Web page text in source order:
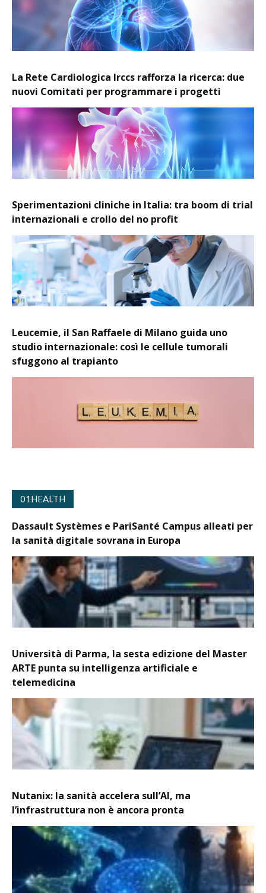
La Rete Cardiologica Irccs rafforza la ricerca: due
nuovi Comitati per programmare i progetti
Sperimentazioni cliniche in Italia: tra boom di trial
internazionali e crollo del no profit
Leucemie, il San Raffaele di Milano guida uno
studio internazionale: così le cellule tumorali
sfuggono al trapianto
01HEALTH
Dassault Systèmes e PariSanté Campus alleati per
la sanità digitale sovrana in Europa
Università di Parma, la sesta edizione del Master
ARTE punta su intelligenza artificiale e
telemedicina
Nutanix: la sanità accelera sull’AI, ma
l’infrastruttura non è ancora pronta